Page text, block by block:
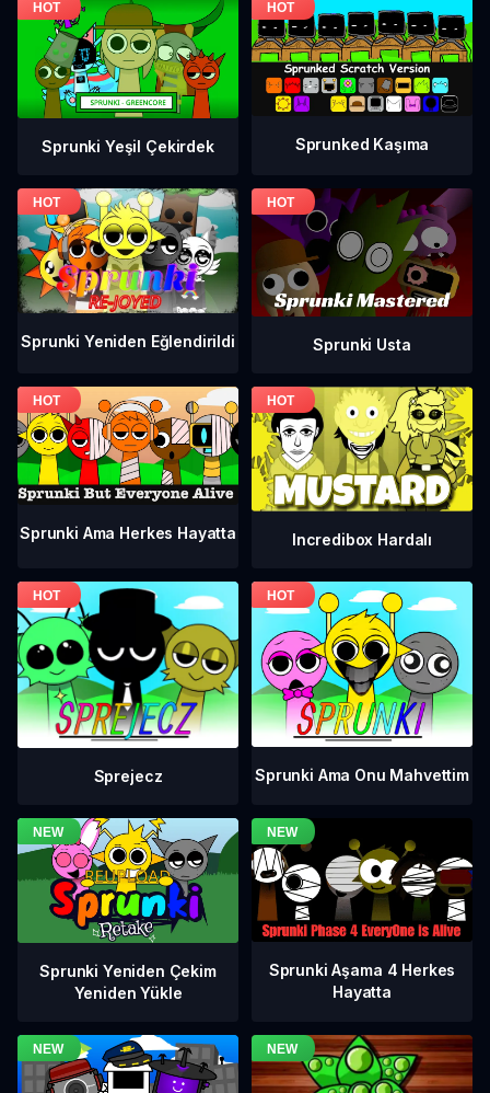
Sprunki Yeşil Çekirdek Sprunked Kaşıma
Sprunki Yeniden Eğlendirildi Sprunki Usta
Sprunki Ama Herkes Hayatta Incredibox Hardalı
Sprejecz Sprunki Ama Onu Mahvettim
Sprunki Yeniden Çekim
Yeniden Yükle
Sprunki Aşama 4 Herkes
Hayatta